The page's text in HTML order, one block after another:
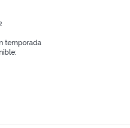
temporada